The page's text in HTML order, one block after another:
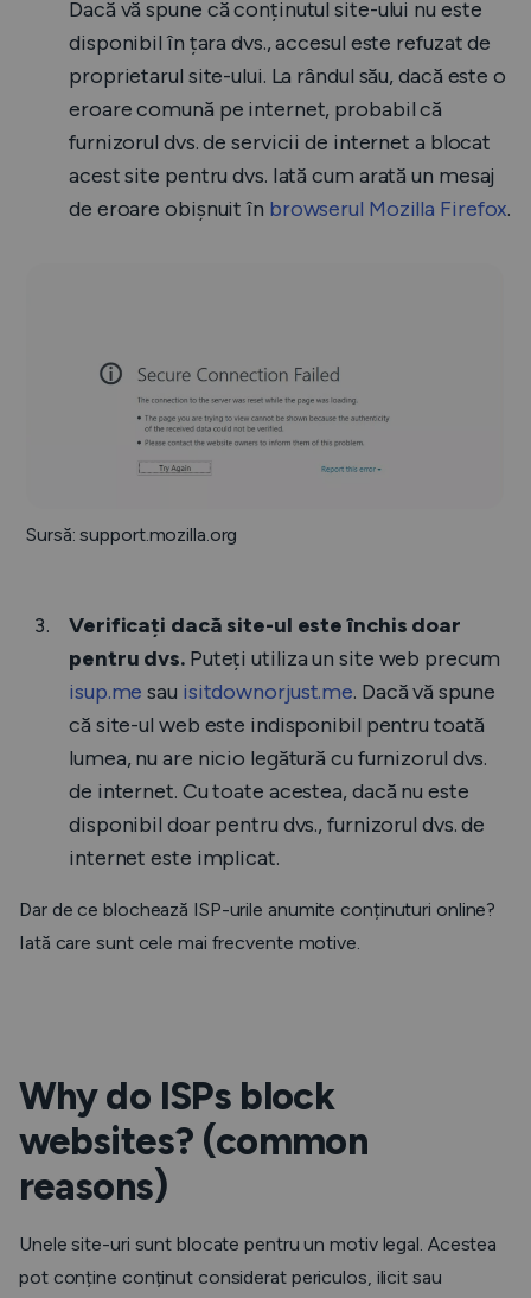
Dacă vă spune că conținutul site-ului nu este
disponibil în țara dvs., accesul este refuzat de
proprietarul site-ului. La rândul său, dacă este o
eroare comună pe internet, probabil că
furnizorul dvs. de servicii de internet a blocat
acest site pentru dvs. Iată cum arată un mesaj
de eroare obișnuit în browserul Mozilla Firefox.
Sursă: support.mozilla.org
Verificați dacă site-ul este închis doar
pentru dvs. Puteți utiliza un site web precum
isup.me sau isitdownorjust.me. Dacă vă spune
că site-ul web este indisponibil pentru toată
lumea, nu are nicio legătură cu furnizorul dvs.
de internet. Cu toate acestea, dacă nu este
disponibil doar pentru dvs., furnizorul dvs. de
internet este implicat.
Dar de ce blochează ISP-urile anumite conținuturi online?
Iată care sunt cele mai frecvente motive.
Why do ISPs block
websites? (common
reasons)
Unele site-uri sunt blocate pentru un motiv legal. Acestea
pot conține conținut considerat periculos, ilicit sau